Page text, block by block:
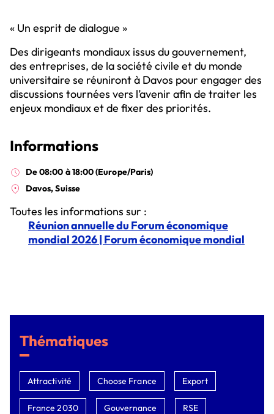
« Un esprit de dialogue »
Des dirigeants mondiaux issus du gouvernement,
des entreprises, de la société civile et du monde
universitaire se réuniront à Davos pour engager des
discussions tournées vers l’avenir afin de traiter les
enjeux mondiaux et de fixer des priorités.
Informations
De 08:00 à 18:00 (Europe/Paris)
Davos, Suisse
Toutes les informations sur :
Réunion annuelle du Forum économique
mondial 2026 | Forum économique mondial
Thématiques
Attractivité Choose France Export
France 2030 Gouvernance RSE